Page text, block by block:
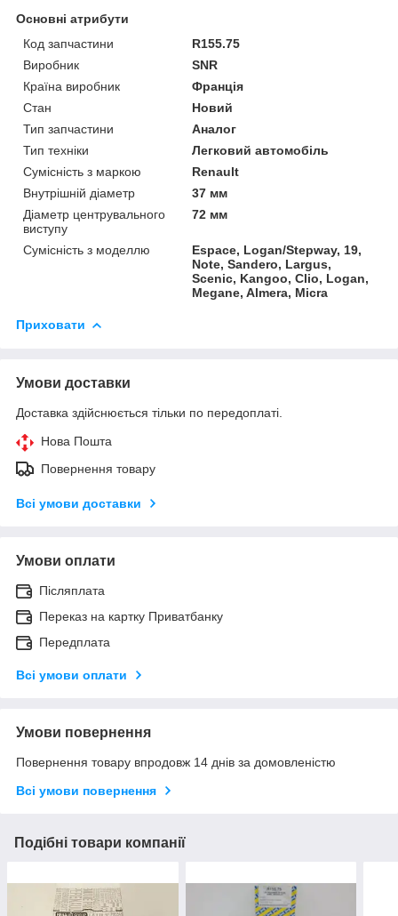
Основні атрибути
Код запчастини
R155.75
Виробник
SNR
Країна виробник
Франція
Стан
Новий
Тип запчастини
Аналог
Тип техніки
Легковий автомобіль
Сумісність з маркою
Renault
Внутрішній діаметр
37 мм
Діаметр центрувального
виступу
72 мм
Сумісність з моделлю
Espace, Logan/Stepway, 19,
Note, Sandero, Largus,
Scenic, Kangoo, Clio, Logan,
Megane, Almera, Micra
Приховати
Умови доставки
Доставка здійснюється тільки по передоплаті.
Нова Пошта
Повернення товару
Всі умови доставки
Умови оплати
Післяплата
Переказ на картку Приватбанку
Передплата
Всі умови оплати
Умови повернення
Повернення товару впродовж 14 днів за домовленістю
Всі умови повернення
Подібні товари компанії